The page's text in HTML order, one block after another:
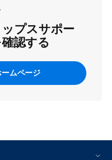
プスサポー
認する
ムページ